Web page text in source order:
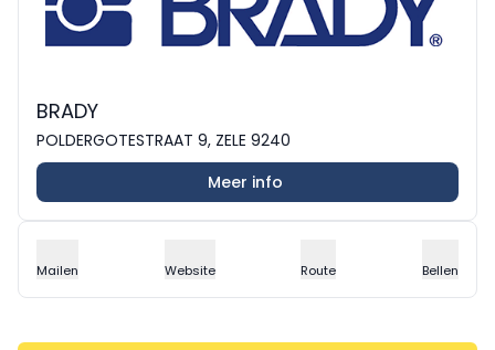
BRADY
POLDERGOTESTRAAT 9, ZELE 9240
Meer info
Mailen Website Route Bellen